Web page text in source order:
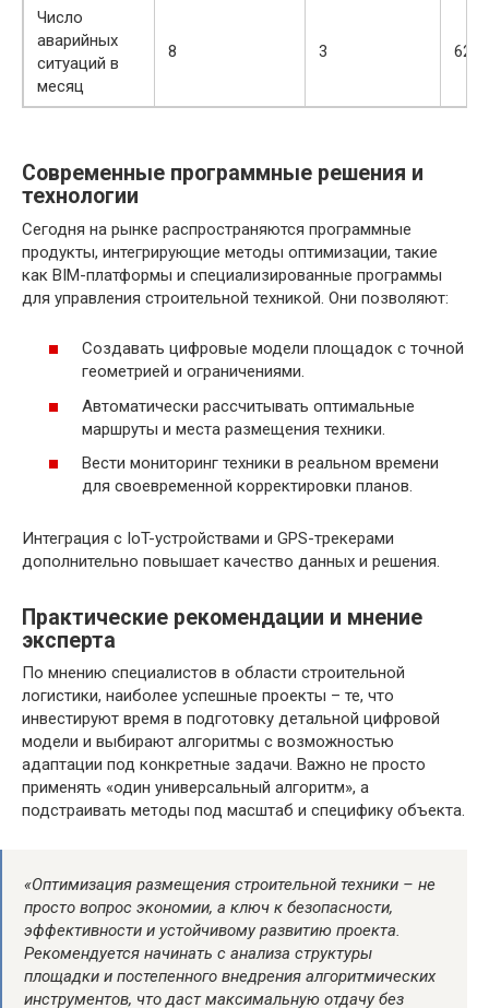
Число
аварийных
ситуаций в
месяц
8 3
Современные программные решения и
технологии
Сегодня на рынке распространяются программные
продукты, интегрирующие методы оптимизации, такие
как BIM-платформы и специализированные программы
для управления строительной техникой. Они позволяют:
Создавать цифровые модели площадок с точной
геометрией и ограничениями.
Автоматически рассчитывать оптимальные
маршруты и места размещения техники.
Вести мониторинг техники в реальном времени
для своевременной корректировки планов.
Интеграция с IoT-устройствами и GPS-трекерами
дополнительно повышает качество данных и решения.
Практические рекомендации и мнение
эксперта
По мнению специалистов в области строительной
логистики, наиболее успешные проекты – те, что
инвестируют время в подготовку детальной цифровой
модели и выбирают алгоритмы с возможностью
адаптации под конкретные задачи. Важно не просто
применять «один универсальный алгоритм», а
подстраивать методы под масштаб и специфику объекта.
«Оптимизация размещения строительной техники – не
просто вопрос экономии, а ключ к безопасности,
эффективности и устойчивому развитию проекта.
Рекомендуется начинать с анализа структуры
площадки и постепенного внедрения алгоритмических
инструментов, что даст максимальную отдачу без